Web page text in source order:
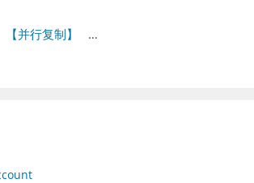
【并行复制】
…